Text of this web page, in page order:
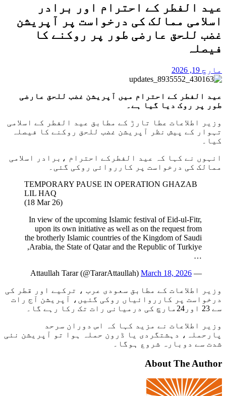
عید الفطر کے احترام اور برادر
اسلامی ممالک کی درخواست پر آپریشن
غضب للحق عارضی طور پر روکنے کا
فیصلہ
مارچ 19, 2026
عید الفطر کے احترام میں آپریشن غضب للحق عارضی
طور پر روک دیا گیا ہے۔
وزیر اطلاعات عطا تارڑ کے مطابق عید الفطر کے اسلامی
تہوار کے پیش نظر آپریشن غضب للحق روکنے کا فیصلہ
کیا۔
انہوں نے کہا کہ عید الفطرکے احترام ،برادر اسلامی
ممالک کی درخواست پر کارروائی روکی گئی۔
TEMPORARY PAUSE IN OPERATION GHAZAB
LIL HAQ
(18 Mar 26)
In view of the upcoming Islamic festival of Eid-ul-Fitr,
upon its own initiative as well as on the request from
the brotherly Islamic countries of the Kingdom of Saudi
Arabia, the State of Qatar and the Republic of Turkiye,
…
— Attaullah Tarar (@TararAttaullah)
March 18, 2026
وزیر اطلاعات کے مطابق سعودی عرب ، ترکیے اور قطر کی
درخواست پر کارروائیاں روکی گئیں، آپریشن آج رات
سے 23 اور24مارچ کی درمیانی رات تک رکا رہے گا۔
وزیر اطلاعات نے مزید کہا کہ اس دوران سرحد
پارحملہ، دہشتگردی یا ڈرون حملہ ہوا تو آپریشن نئی
شدت سے دوبارہ شروع ہوگا۔
About The Author